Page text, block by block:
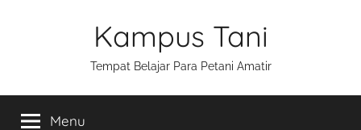
Kampus Tani
Tempat Belajar Para Petani Amatir
Menu